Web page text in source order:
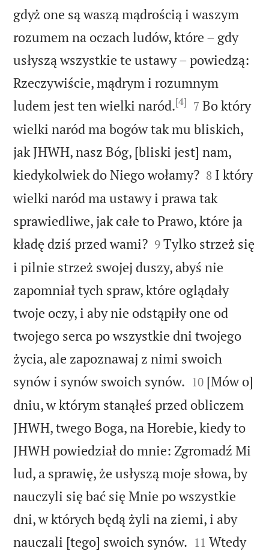
gdyż one są waszą mądrością i waszym
rozumem na oczach ludów, które – gdy
usłyszą wszystkie te ustawy – powiedzą:
Rzeczywiście, mądrym i rozumnym
ludem jest ten wielki naród.[4] 

7 Bo który
wielki naród ma bogów tak mu bliskich,
jak JHWH, nasz Bóg, [bliski jest] nam,
kiedykolwiek do Niego wołamy?
8 I który
wielki naród ma ustawy i prawa tak
sprawiedliwe, jak całe to Prawo, które ja
kładę dziś przed wami?
9 Tylko strzeż się
i pilnie strzeż swojej duszy, abyś nie
zapomniał tych spraw, które oglądały
twoje oczy, i aby nie odstąpiły one od
twojego serca po wszystkie dni twojego
życia, ale zapoznawaj z nimi swoich
synów i synów swoich synów. 

10 [Mów o]
dniu, w którym stanąłeś przed obliczem
JHWH, twego Boga, na Horebie, kiedy to
JHWH powiedział do mnie: Zgromadź Mi
lud, a sprawię, że usłyszą moje słowa, by
nauczyli się bać się Mnie po wszystkie
dni, w których będą żyli na ziemi, i aby
nauczali [tego] swoich synów. 

11 Wtedy